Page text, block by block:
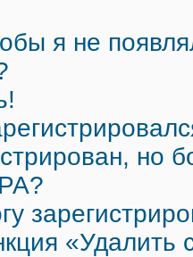
я не
но
«Удалить